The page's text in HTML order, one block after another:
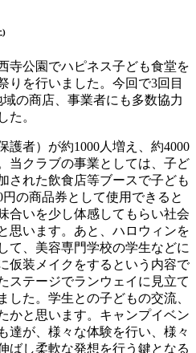
)
寺公園でハピネス子ども食堂を
りを行いました。今回で3回目
域の商店、事業者にも多数協力
た。
護者）が約1000人増え、約4000
当クラブの事業としては、子ど
された飲食店等ブースで子ども
の商品券として使用できると
合いを少し体感してもらい社会
思います。あと、ハロウィンを
て、美容専門学校の学生などに
仮装メイクをするという内容で
ステージでランウェイに見立て
した。学生との子どもの交流、
かと思います。キャンプイベン
達が、様々な体験を行い、様々
ばし柔軟な発想を行う鍵となる